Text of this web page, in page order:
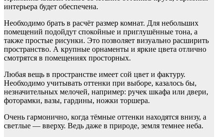
интерьера будет обеспечена.
Необходимо брать в расчёт размер комнат. Для небольших
помещений подойдут спокойные и приглушённые тона, а
также простые рисунки. Это позволяет визуально расширить
пространство. А крупные орнаменты и яркие цвета отлично
смотрятся в помещениях просторных.
Любая вещь в пространстве имеет сой цвет и фактуру.
Необходимо учитывать оттенки при выборе, казалось бы,
незначительных мелочей, например: ручек шкафа или двери,
фоторамки, вазы, гардины, ножки торшера.
Очень гармонично, когда тёмные оттенки находятся внизу, а
светлые — вверху. Ведь даже в природе, земля темнее неба.